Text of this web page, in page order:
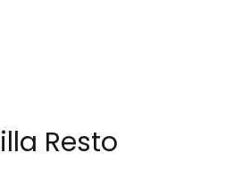
Resto